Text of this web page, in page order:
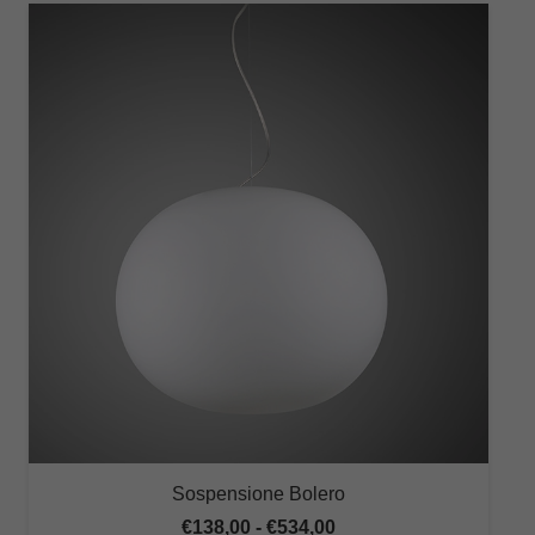
Sospensione Bolero
€138,00 - €534,00